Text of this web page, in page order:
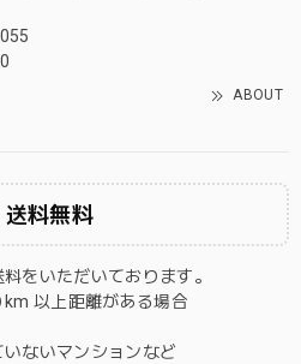
ABOUT
送料無料
をいただいております。
km 以上距離がある場合
いないマンションなど